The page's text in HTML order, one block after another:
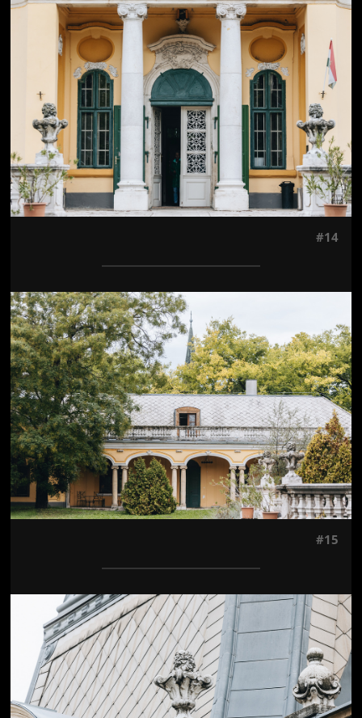
Jön még kép!
#14
Jön még kép!
#15
Jön még kép!